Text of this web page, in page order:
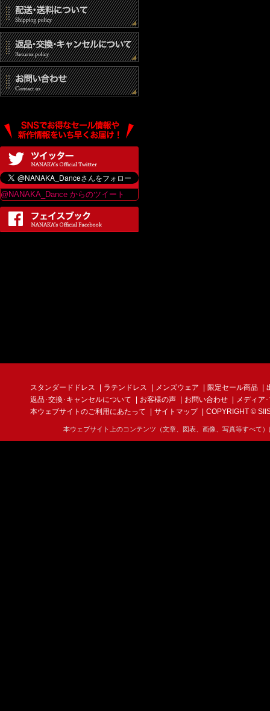
@NANAKA_Dance からのツイート
スタンダードドレス ラテンドレス メンズウェア 限定セール商品
返品･交換･キャンセルについて
お客様の声 お問い合わせ
メディア
本ウェブサイトのご利用にあたって
サイトマップ COPYRIGHT ©
本ウェブサイト上のコンテンツ（文章、図表、画像、写真等すべて